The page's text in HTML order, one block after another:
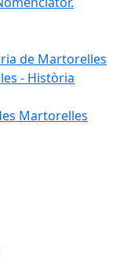
de Martorelles
- Història
Martorelles